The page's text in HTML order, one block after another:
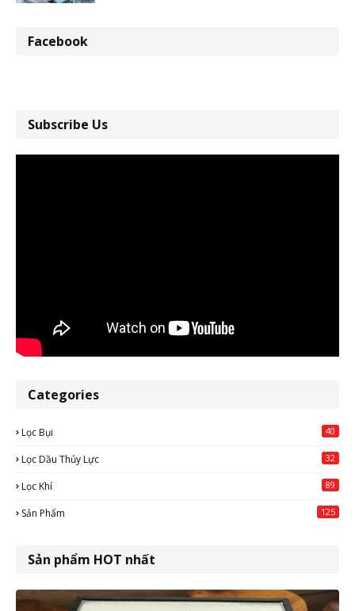
Facebook
Subscribe Us
Categories
Lọc Bụi 40
Lọc Dầu Thủy Lực 32
Lọc Khí 89
Sản Phẩm 125
Sản phẩm HOT nhất